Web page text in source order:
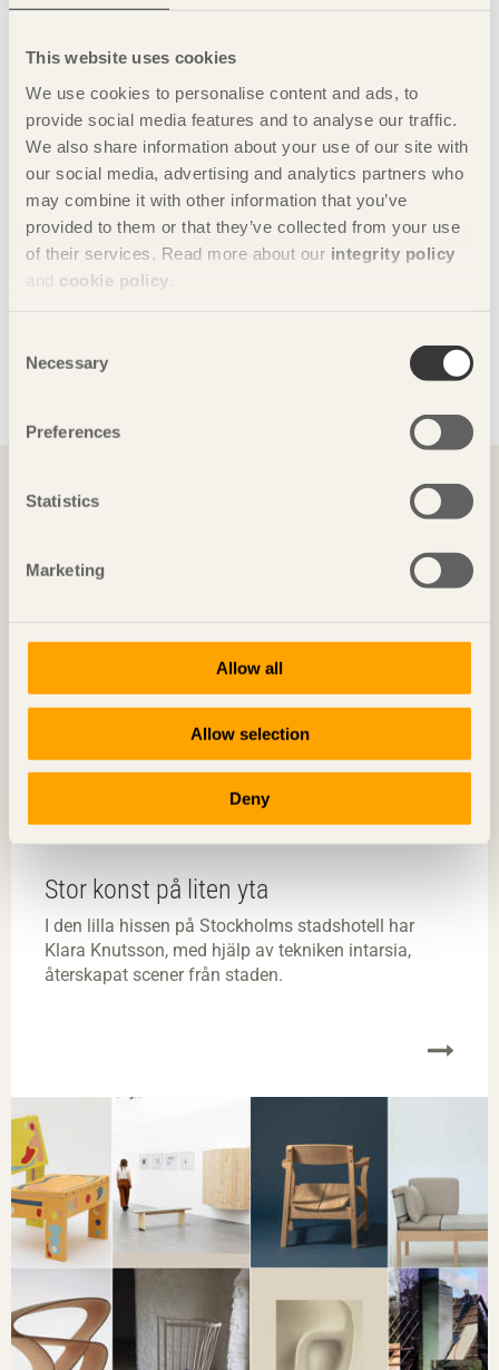
This website uses cookies
We use cookies to personalise content and ads, to
provide social media features and to analyse our traffic.
We also share information about your use of our site with
our social media, advertising and analytics partners who
may combine it with other information that you’ve
provided to them or that they’ve collected from your use
of their services. Read more about our integrity policy
and cookie policy
Selection
Necessary
Preferences
Statistics
Marketing
Allow all
Allow selection
Deny
Klicka här för att läsa fler artiklar från tidningen Trä nr
4 2025.
Prenumerera
Klicka här för att prenumerera på tidningen Trä
kostnadsfritt.
Nyhetsbrev
Klicka här för att få Svenskt Träs nyhetsbrev Trä.
Annonsera
Arkiv
Stor konst på liten yta
I den lilla hissen på Stockholms stadshotell har
Klara Knutsson, med hjälp av tekniken intarsia,
återskapat scener från staden.